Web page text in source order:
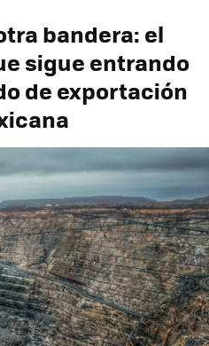
bandera: el
sigue entrando
de exportación